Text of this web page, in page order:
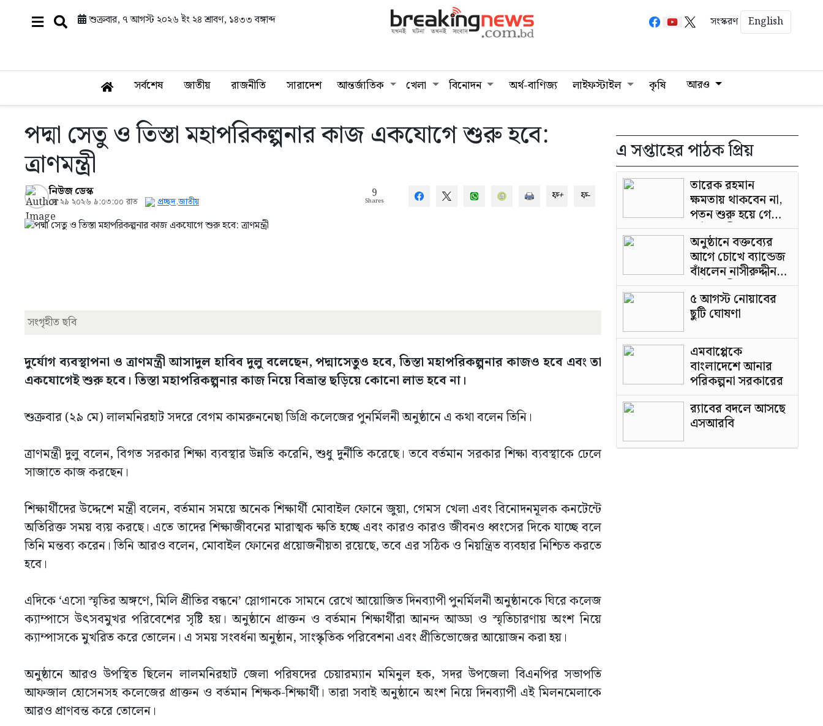
শুক্রবার, ৭ আগস্ট ২০২৬ ইং ২৪ শ্রাবণ, ১৪৩৩ বঙ্গাব্দ সংস্করণ English
সর্বশেষ জাতীয় রাজনীতি সারাদেশ আন্তর্জাতিক খেলা বিনোদন অর্থ-বাণিজ্য লাইফস্টাইল কৃষি আরও
পদ্মা সেতু ও তিস্তা মহাপরিকল্পনার কাজ একযোগে শুরু হবে:
ত্রাণমন্ত্রী
নিউজ ডেস্ক
মে ২৯ ২০২৬ ৯:০৩:০০ রাত প্রচ্ছদ,জাতীয়
9
Shares ফ+ ফ-
সংগৃহীত ছবি
দুর্যোগ ব্যবস্থাপনা ও ত্রাণমন্ত্রী আসাদুল হাবিব দুলু বলেছেন, পদ্মাসেতুও হবে, তিস্তা মহাপরিকল্পনার কাজও হবে এবং তা
একযোগেই শুরু হবে। তিস্তা মহাপরিকল্পনার কাজ নিয়ে বিভ্রান্ত ছড়িয়ে কোনো লাভ হবে না।
শুক্রবার (২৯ মে) লালমনিরহাট সদরে বেগম কামরুননেছা ডিগ্রি কলেজের পুনর্মিলনী অনুষ্ঠানে এ কথা বলেন তিনি।
ত্রাণমন্ত্রী দুলু বলেন, বিগত সরকার শিক্ষা ব্যবস্থার উন্নতি করেনি, শুধু দুর্নীতি করেছে। তবে বর্তমান সরকার শিক্ষা ব্যবস্থাকে ঢেলে
সাজাতে কাজ করছেন।
শিক্ষার্থীদের উদ্দেশে মন্ত্রী বলেন, বর্তমান সময়ে অনেক শিক্ষার্থী মোবাইল ফোনে জুয়া, গেমস খেলা এবং বিনোদনমূলক কনটেন্টে
অতিরিক্ত সময় ব্যয় করছে। এতে তাদের শিক্ষাজীবনের মারাত্মক ক্ষতি হচ্ছে এবং কারও কারও জীবনও ধ্বংসের দিকে যাচ্ছে বলে
তিনি মন্তব্য করেন। তিনি আরও বলেন, মোবাইল ফোনের প্রয়োজনীয়তা রয়েছে, তবে এর সঠিক ও নিয়ন্ত্রিত ব্যবহার নিশ্চিত করতে
হবে।
এদিকে ‘এসো স্মৃতির অঙ্গণে, মিলি প্রীতির বন্ধনে’ স্লোগানকে সামনে রেখে আয়োজিত দিনব্যাপী পুনর্মিলনী অনুষ্ঠানকে ঘিরে কলেজ
ক্যাম্পাসে উৎসবমুখর পরিবেশের সৃষ্টি হয়। অনুষ্ঠানে প্রাক্তন ও বর্তমান শিক্ষার্থীরা আনন্দ আড্ডা ও স্মৃতিচারণায় অংশ নিয়ে
ক্যাম্পাসকে মুখরিত করে তোলেন। এ সময় সংবর্ধনা অনুষ্ঠান, সাংস্কৃতিক পরিবেশনা এবং প্রীতিভোজের আয়োজন করা হয়।
অনুষ্ঠানে আরও উপস্থিত ছিলেন লালমনিরহাট জেলা পরিষদের চেয়ারম্যান মমিনুল হক, সদর উপজেলা বিএনপির সভাপতি
আফজাল হোসেনসহ কলেজের প্রাক্তন ও বর্তমান শিক্ষক-শিক্ষার্থী। তারা সবাই অনুষ্ঠানে অংশ নিয়ে দিনব্যাপী এই মিলনমেলাকে
আরও প্রাণবন্ত করে তোলেন।
এ সপ্তাহের পাঠক প্রিয়
তারেক রহমান
ক্ষমতায় থাকবেন না,
পতন শুরু হয়ে গেছে:
পাটওয়ারী
অনুষ্ঠানে বক্তব্যের
আগে চোখে ব্যান্ডেজ
বাঁধলেন নাসীরুদ্দীন
পাটওয়ারী
৫ আগস্ট নোয়াবের
ছুটি ঘোষণা
এমবাপ্পেকে
বাংলাদেশে আনার
পরিকল্পনা সরকারের
র‍্যাবের বদলে আসছে
এসআরবি